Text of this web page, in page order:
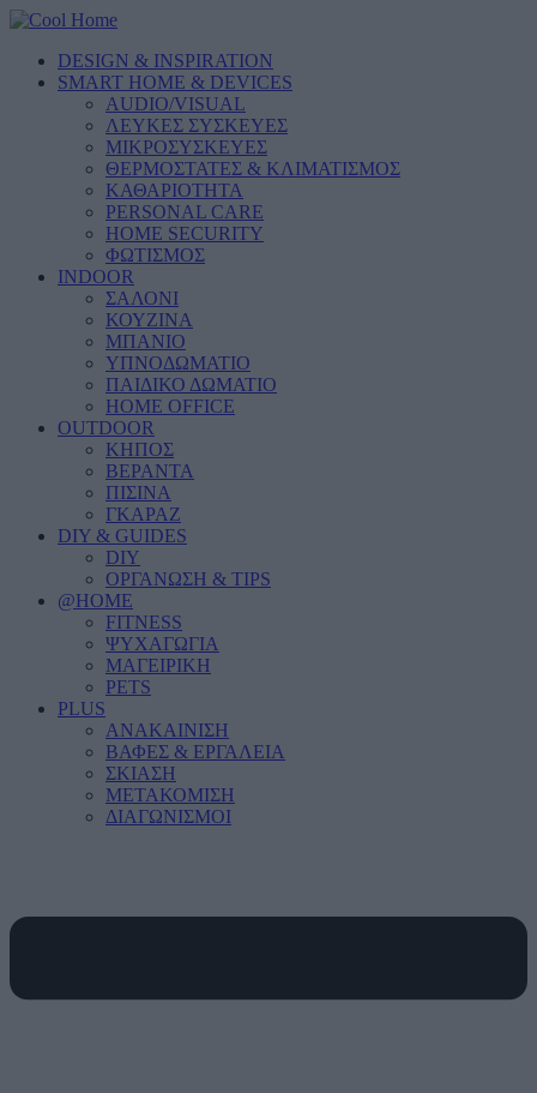
DESIGN & INSPIRATION
SMART HOME & DEVICES
AUDIO/VISUAL
ΛΕΥΚΕΣ ΣΥΣΚΕΥΕΣ
ΜΙΚΡΟΣΥΣΚΕΥΕΣ
ΘΕΡΜΟΣΤΑΤΕΣ & ΚΛΙΜΑΤΙΣΜΟΣ
ΚΑΘΑΡΙΟΤΗΤΑ
PERSONAL CARE
HOME SECURITY
ΦΩΤΙΣΜΟΣ
INDOOR
ΣΑΛΟΝΙ
ΚΟΥΖΙΝΑ
ΜΠΑΝΙΟ
ΥΠΝΟΔΩΜΑΤΙΟ
ΠΑΙΔΙΚΟ ΔΩΜΑΤΙΟ
HOME OFFICE
OUTDOOR
ΚΗΠΟΣ
ΒΕΡΑΝΤΑ
ΠΙΣΙΝΑ
ΓΚΑΡΑΖ
DIY & GUIDES
DIY
ΟΡΓΑΝΩΣΗ & TIPS
@HOME
FITNESS
ΨΥΧΑΓΩΓΙΑ
ΜΑΓΕΙΡΙΚΗ
PETS
PLUS
ΑΝΑΚΑΙΝΙΣΗ
ΒΑΦΕΣ & ΕΡΓΑΛΕΙΑ
ΣΚΙΑΣΗ
ΜΕΤΑΚΟΜΙΣΗ
ΔΙΑΓΩΝΙΣΜΟΙ